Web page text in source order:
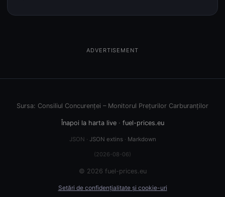
ADVERTISEMENT
Sursa: Consiliul Concurenței – Monitorul Prețurilor Carburanților
Înapoi la harta live· fuel-prices.eu
JSON · JSON extins· Markdown
(2026-08-06)
© 2026 fuel-prices.eu
Setări de confidențialitate și cookie-uri